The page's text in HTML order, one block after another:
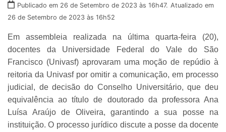
Publicado em 26 de Setembro de 2023 às 16h47. Atualizado em
26 de Setembro de 2023 às 16h52
Em assembleia realizada na última quarta-feira (20),
docentes da Universidade Federal do Vale do São
Francisco (Univasf) aprovaram uma moção de repúdio à
reitoria da Univasf por omitir a comunicação, em processo
judicial, de decisão do Conselho Universitário, que deu
equivalência ao título de doutorado da professora Ana
Luísa Araújo de Oliveira, garantindo a sua posse na
instituição. O processo jurídico discute a posse da docente